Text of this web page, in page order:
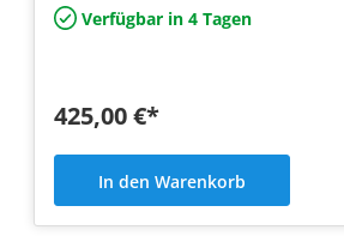
Verfügbar in 4 Tagen
425,00 €*
In den Warenkorb